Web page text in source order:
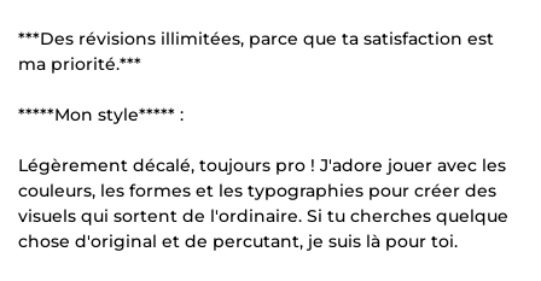
***Des révisions illimitées, parce que ta satisfaction est
ma priorité.***
*****Mon style***** :
Légèrement décalé, toujours pro ! J'adore jouer avec les
couleurs, les formes et les typographies pour créer des
visuels qui sortent de l'ordinaire. Si tu cherches quelque
chose d'original et de percutant, je suis là pour toi.